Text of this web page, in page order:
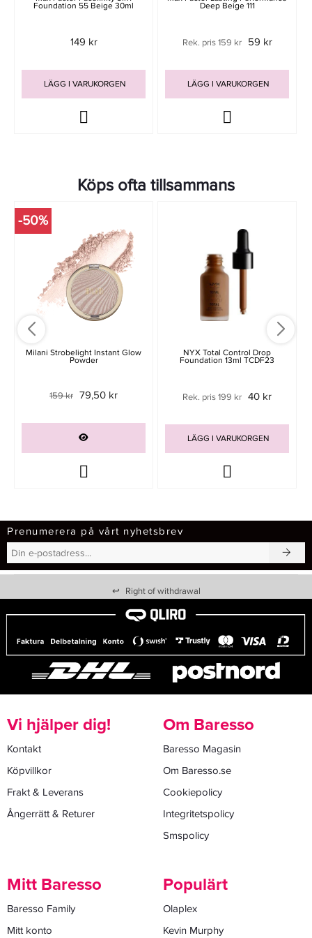
Foundation 55 Beige 30ml
149 kr
LÄGG I VARUKORGEN
Deep Beige 111
Rek. pris 159 kr 59 kr
LÄGG I VARUKORGEN
Köps ofta tillsammans
-50%
Milani Strobelight Instant Glow
Powder
159 kr 79,50 kr
NYX Total Control Drop
Foundation 13ml TCDF23
Rek. pris 199 kr 40 kr
LÄGG I VARUKORGEN
Prenumerera på vårt nyhetsbrev
↩ Right of withdrawal
Vi hjälper dig!
Kontakt
Köpvillkor
Frakt & Leverans
Ångerrätt & Returer
Om Baresso
Baresso Magasin
Om Baresso.se
Cookiepolicy
Integritetspolicy
Smspolicy
Mitt Baresso
Baresso Family
Mitt konto
Populärt
Olaplex
Kevin Murphy